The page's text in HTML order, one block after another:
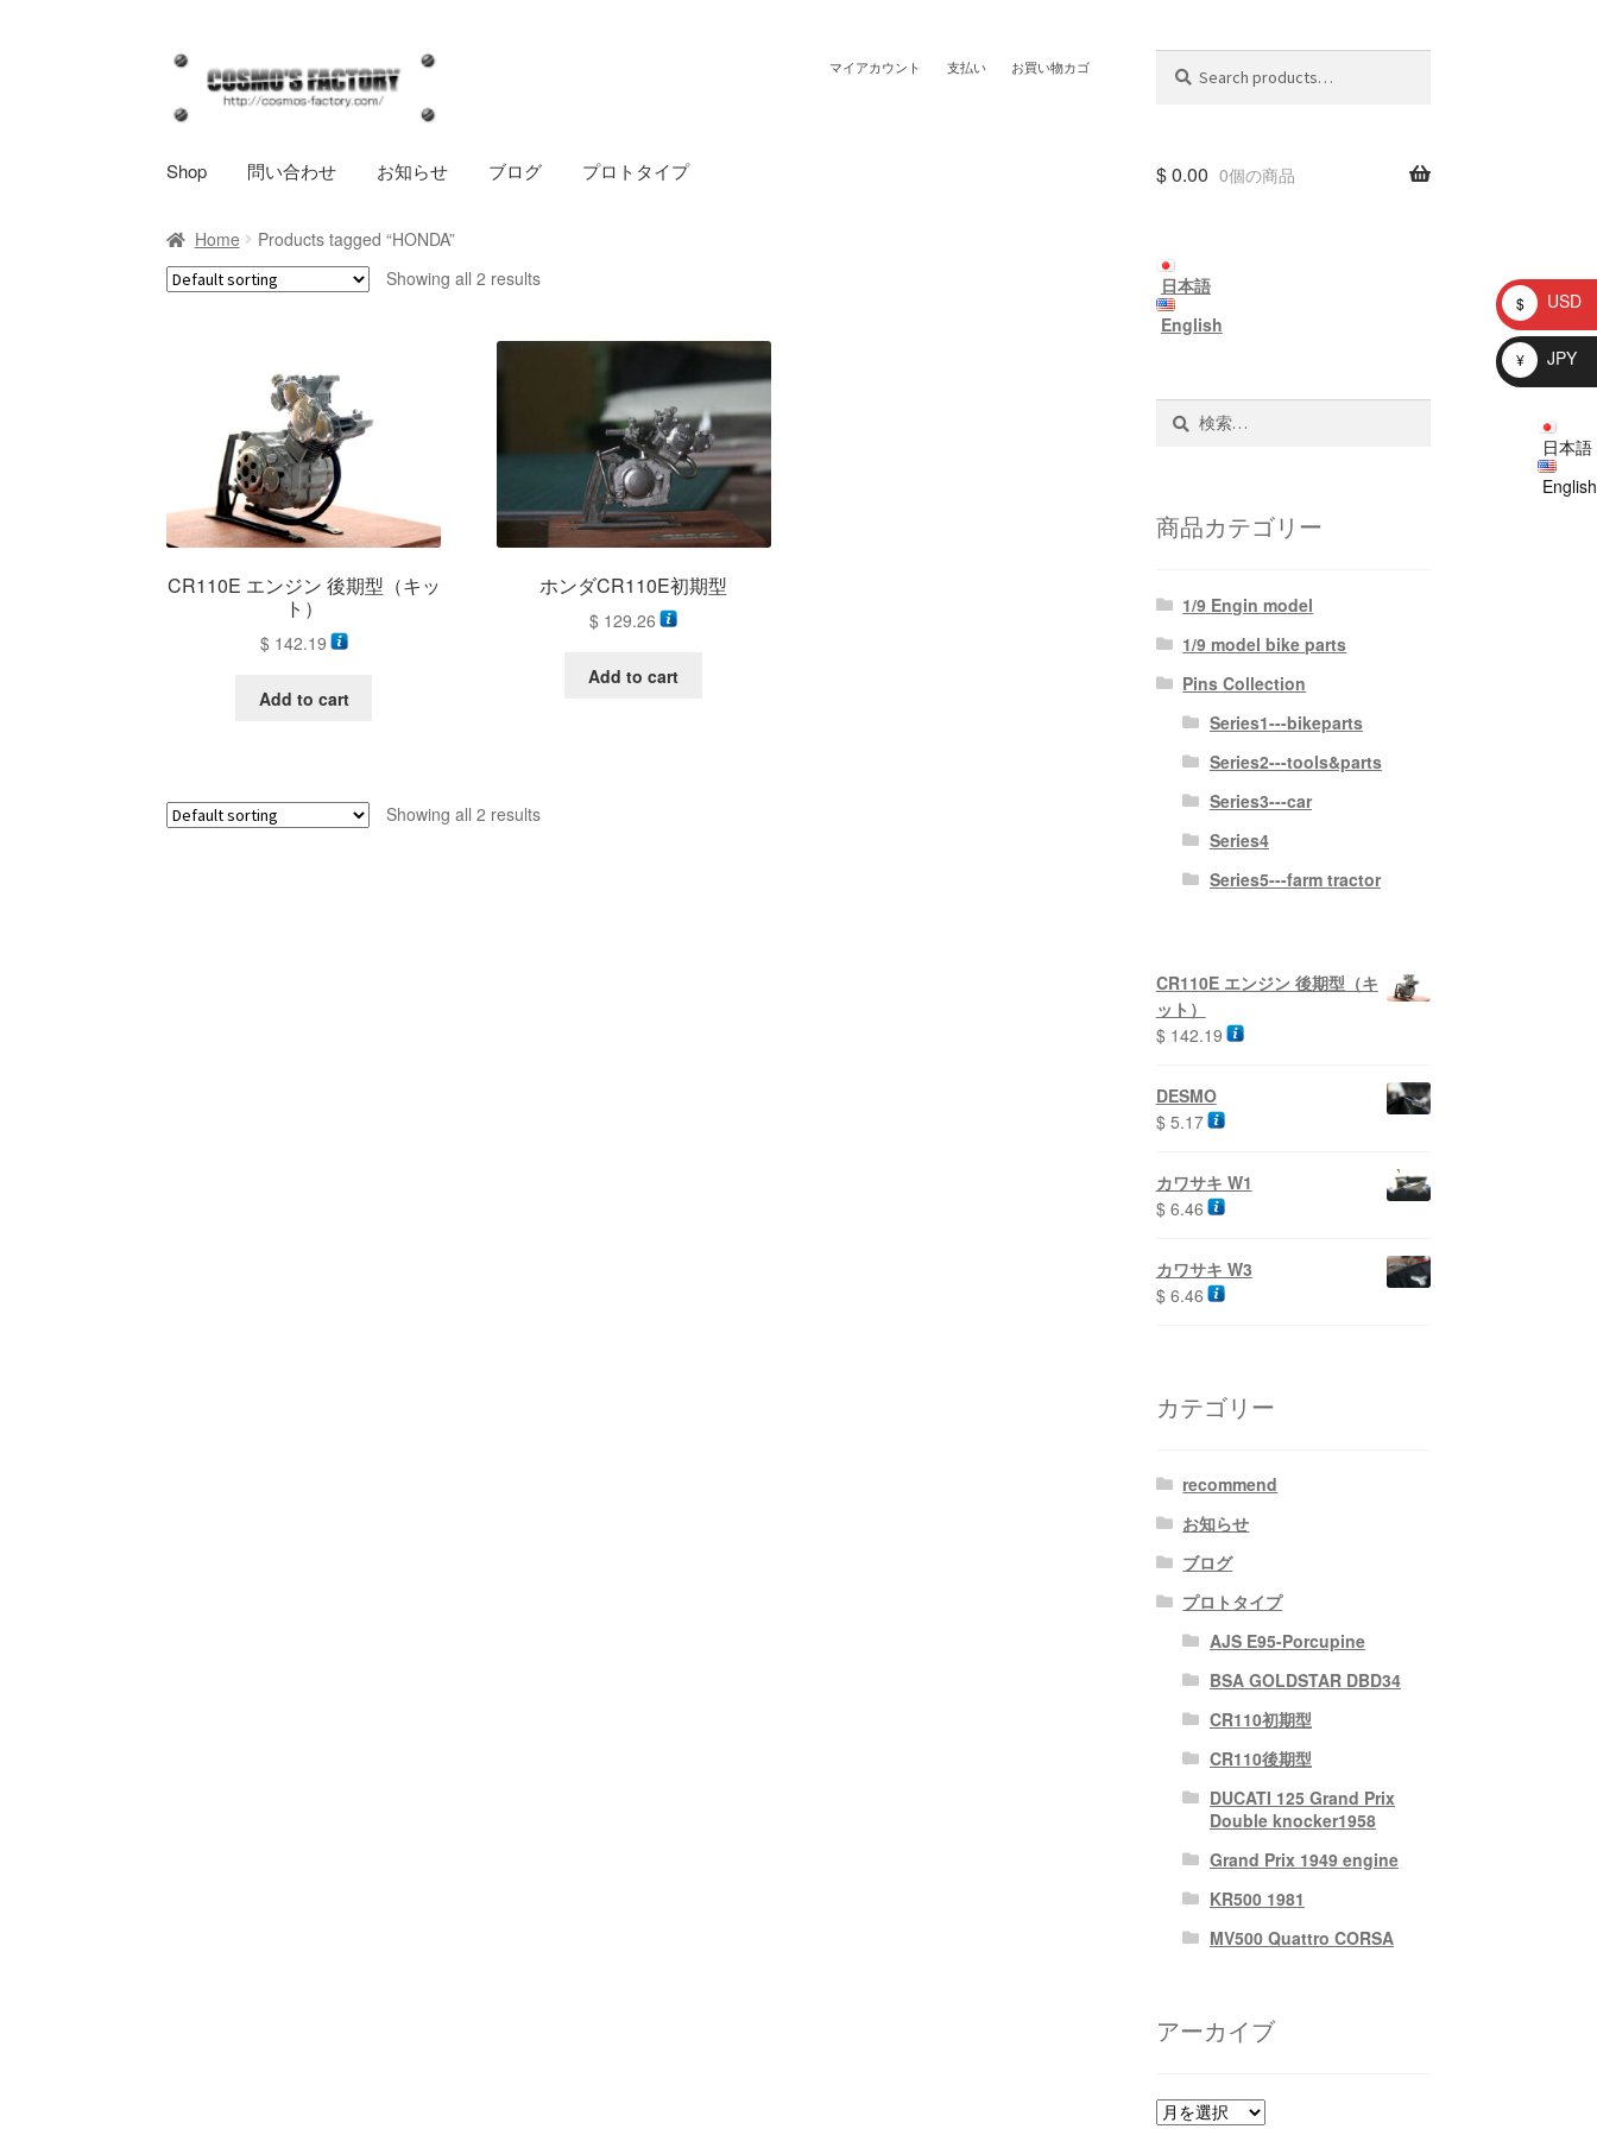
ナ
ゲ
シ
ン
へ
ス
コ
テ
ツ
ス
キ
ッ
マイアカウント 支払い お買い物カゴ
for:
Shop 問い合わせ お知らせ ブログ プロトタイプ $0.00 0個の商品
日本語
English
Home
Products tagged “HONDA”
Showing all 2 results
CR110E エンジン 後期型（キッ
ト）
$142.19
Add to cart
ホンダCR110E初期型
$ 129.26
Add to cart
Showing all 2 results
日本語
English
商品カテゴリー
1/9 Engin model
1/9 model bike parts
Pins Collection
Series1---bikeparts
Series2---tools&parts
Series3---car
Series4
Series5---farm tractor
CR110E エンジン 後期型（キ
ット）
$142.19
DESMO
$5.17
カワサキ W1
$6.46
カワサキ W3
$6.46
カテゴリー
recommend
お知らせ
ブログ
プロトタイプ
AJS E95-Porcupine
BSA GOLDSTAR DBD34
CR110初期型
CR110後期型
DUCATI 125 Grand Prix
Double knocker1958
Grand Prix 1949 engine
KR500 1981
MV500 Quattro CORSA
アーカイブ
ア
$ USD
¥ JPY